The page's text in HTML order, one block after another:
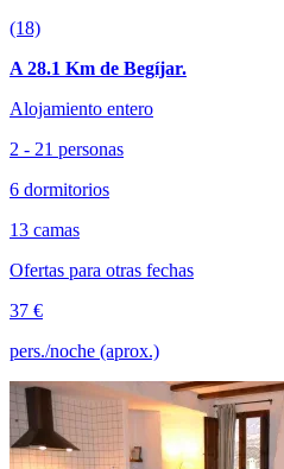
(18)
A 28.1 Km de Begíjar.
Alojamiento entero
2 - 21 personas
6 dormitorios
13 camas
Ofertas para otras fechas
37 €
pers./noche (aprox.)